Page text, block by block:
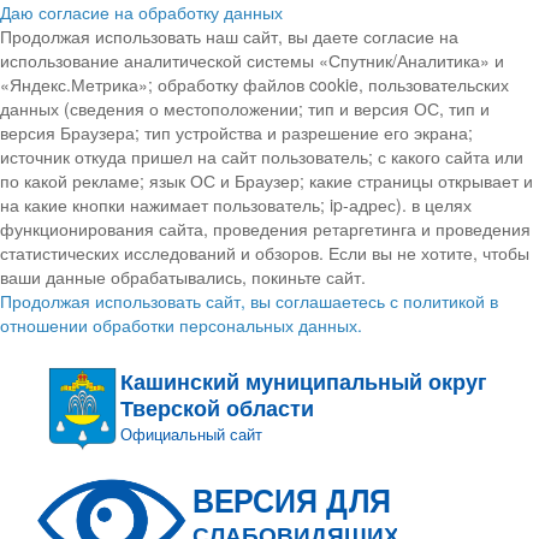
Даю согласие на обработку данных
Продолжая использовать наш сайт, вы даете согласие на
использование аналитической системы «Спутник/Аналитика» и
«Яндекс.Метрика»; обработку файлов cookie, пользовательских
данных (сведения о местоположении; тип и версия ОС, тип и
версия Браузера; тип устройства и разрешение его экрана;
источник откуда пришел на сайт пользователь; с какого сайта или
по какой рекламе; язык ОС и Браузер; какие страницы открывает и
на какие кнопки нажимает пользователь; ip-адрес). в целях
функционирования сайта, проведения ретаргетинга и проведения
статистических исследований и обзоров. Если вы не хотите, чтобы
ваши данные обрабатывались, покиньте сайт.
Продолжая использовать сайт, вы соглашаетесь с политикой в
отношении обработки персональных данных.